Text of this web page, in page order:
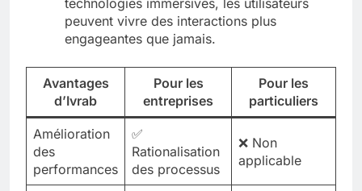
peuvent vivre des interactions plus
engageantes que jamais.
Avantages
d’Ivrab
Pour les
entreprises
Pour les
particuliers
Amélioration
des
performances
✅
Rationalisation
des processus
❌ Non
applicable